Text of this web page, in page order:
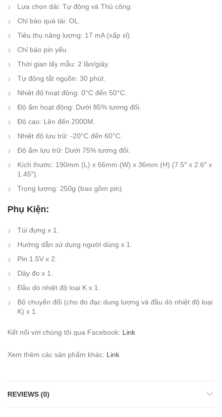
Lựa chọn dải: Tự động và Thủ công.
Chỉ báo quá tải: OL.
Tiêu thụ năng lượng: 17 mA (xấp xỉ).
Chỉ báo pin yếu.
Thời gian lấy mẫu: 2 lần/giây.
Tự động tắt nguồn: 30 phút.
Nhiệt độ hoạt động: 0°C đến 50°C.
Độ ẩm hoạt động: Dưới 85% tương đối.
Độ cao: Lên đến 2000M.
Nhiệt độ lưu trữ: -20°C đến 60°C.
Độ ẩm lưu trữ: Dưới 75% tương đối.
Kích thước: 190mm (L) x 66mm (W) x 36mm (H) (7.5″ x 2.6″ x
1.45″).
Trọng lượng: 250g (bao gồm pin).
Phụ Kiện:
Túi đựng x 1.
Hướng dẫn sử dụng người dùng x 1.
Pin 1.5V x 2.
Dây đo x 1.
Đầu dò nhiệt độ loại K x 1.
Bộ chuyển đổi (cho đo đạc dung lượng và đầu dò nhiệt độ loại
K) x 1.
Kết nối với chúng tôi qua Facebook: Link
Xem thêm các sản phẩm khác: Link
REVIEWS (0)